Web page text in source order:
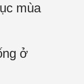
mùa
ở